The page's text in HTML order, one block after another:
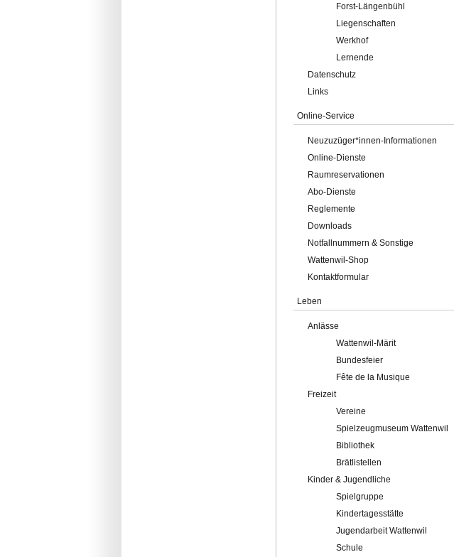
Forst-Längenbühl
Liegenschaften
Werkhof
Lernende
Datenschutz
Links
Online-Service
Neuzuzüger*innen-Informationen
Online-Dienste
Raumreservationen
Abo-Dienste
Reglemente
Downloads
Notfallnummern & Sonstige
Wattenwil-Shop
Kontaktformular
Leben
Anlässe
Wattenwil-Märit
Bundesfeier
Fête de la Musique
Freizeit
Vereine
Spielzeugmuseum Wattenwil
Bibliothek
Brätlistellen
Kinder & Jugendliche
Spielgruppe
Kindertagesstätte
Jugendarbeit Wattenwil
Schule